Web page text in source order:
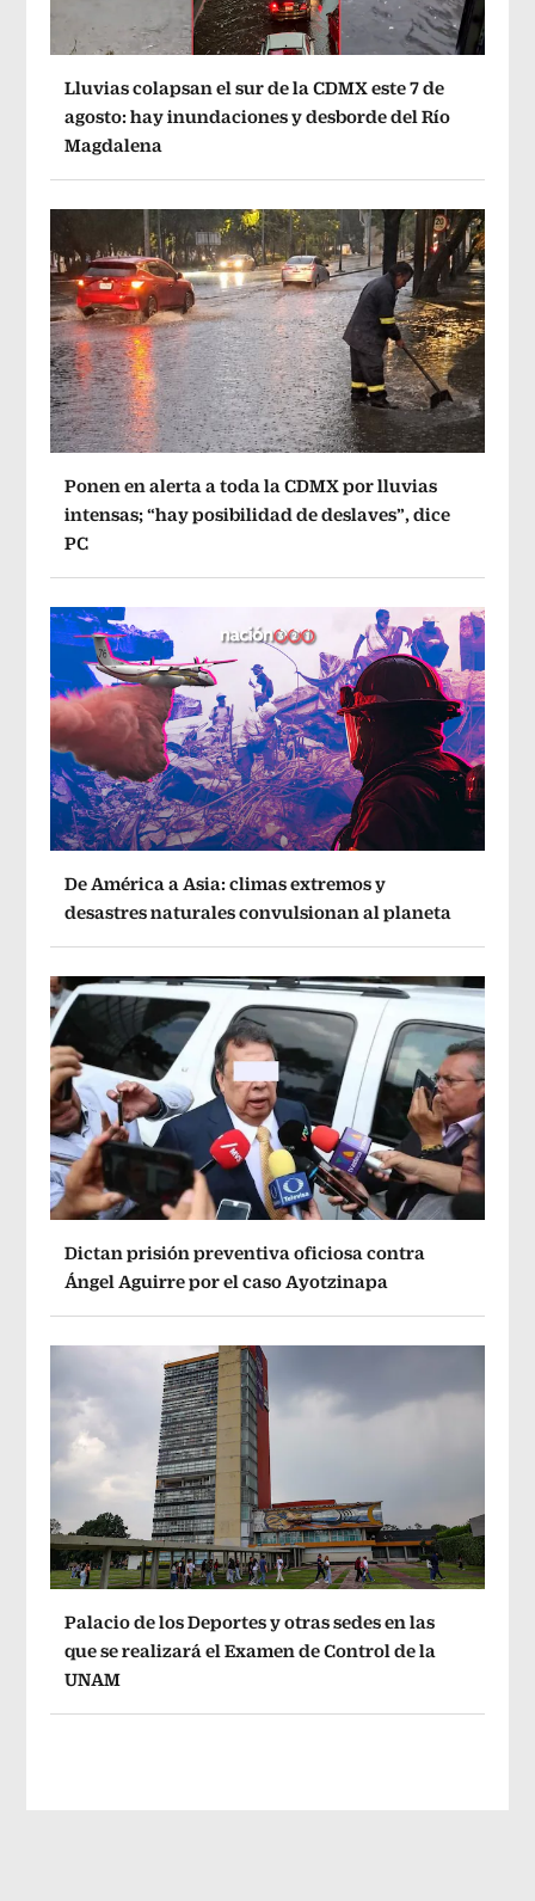
Lluvias colapsan el sur de la CDMX este 7 de
agosto: hay inundaciones y desborde del Río
Magdalena
Ponen en alerta a toda la CDMX por lluvias
intensas; “hay posibilidad de deslaves”, dice
PC
De América a Asia: climas extremos y
desastres naturales convulsionan al planeta
Dictan prisión preventiva oficiosa contra
Ángel Aguirre por el caso Ayotzinapa
Palacio de los Deportes y otras sedes en las
que se realizará el Examen de Control de la
UNAM